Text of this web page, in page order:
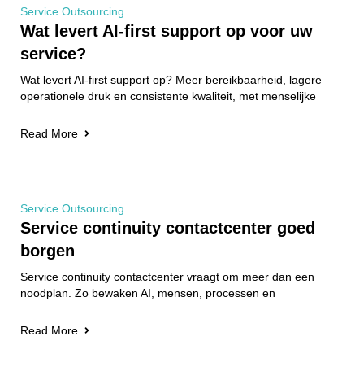
Service Outsourcing
Wat levert AI-first support op voor uw
service?
Wat levert AI-first support op? Meer bereikbaarheid, lagere
operationele druk en consistente kwaliteit, met menselijke
Read More
Service Outsourcing
Service continuity contactcenter goed
borgen
Service continuity contactcenter vraagt om meer dan een
noodplan. Zo bewaken AI, mensen, processen en
Read More